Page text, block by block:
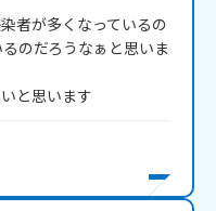
者が多くなっているの
のだろうなぁと思いま
と思います